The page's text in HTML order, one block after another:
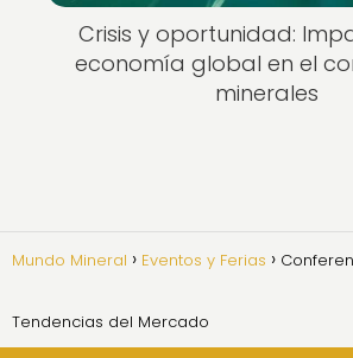
Crisis y oportunidad:
economía global en el
minerales
Mundo Mineral Eventos y Ferias
Tendencias del Mercado